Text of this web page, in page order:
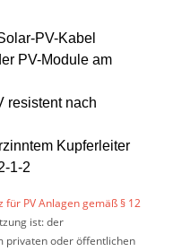
PV-Kabel
PV-Module am
resistent nach
Kupferleiter
1-2
PV Anlagen gemäß § 12
ist: der
privaten oder öffentlichen